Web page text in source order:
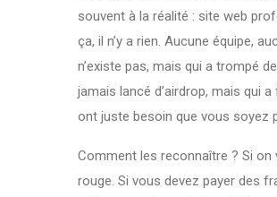
souvent à la réalité : site web
ça, il n’y a rien. Aucune équipe,
n’existe pas, mais qui a trompé
jamais lancé d’airdrop, mais qui
ont juste besoin que vous soyez
Comment les reconnaître ? Si on
rouge. Si vous devez payer des